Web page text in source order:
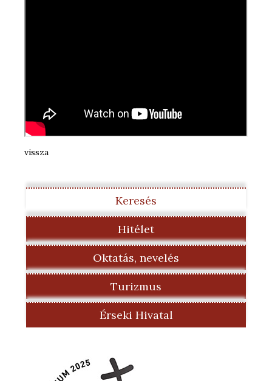
vissza
Keresés
Hitélet
Oktatás, nevelés
Turizmus
Érseki Hivatal